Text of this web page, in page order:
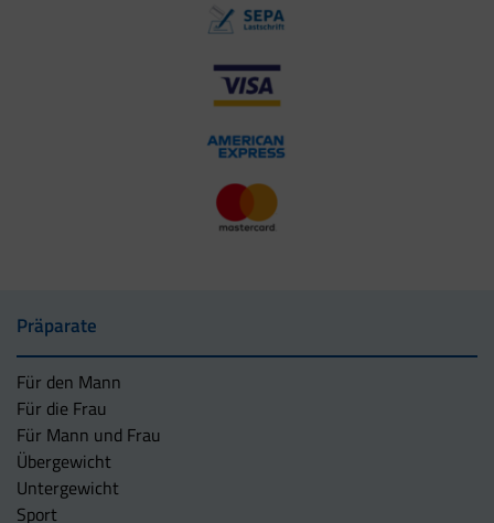
Präparate
Für den Mann
Für die Frau
Für Mann und Frau
Übergewicht
Untergewicht
Sport